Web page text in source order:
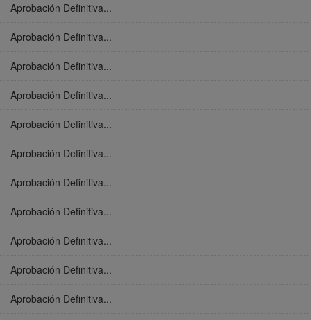
Aprobación Definitiva...
Aprobación Definitiva...
Aprobación Definitiva...
Aprobación Definitiva...
Aprobación Definitiva...
Aprobación Definitiva...
Aprobación Definitiva...
Aprobación Definitiva...
Aprobación Definitiva...
Aprobación Definitiva...
Aprobación Definitiva...